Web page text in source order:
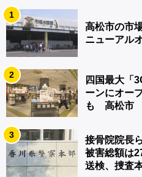
1
高松市の市
ニューアル
2
四国最大「
ーンにオー
も 高松市
3
接骨院院長
被害総額は
送検、捜査